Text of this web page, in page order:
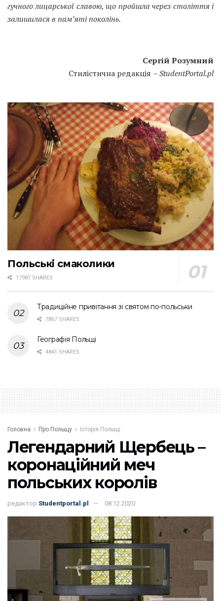
гучного лицарської славою, що пройшла через століття і
залишилася в пам’яті поколінь.
Сергій Розумний
Стилістична редакція –StudentPortal.pl
Польські смаколики
17987 SHARES
Традиційне привітання зі святом по-польськи
7867 SHARES
Географія Польщі
4841 SHARES
Головна Про Польщу Історія Польщі
Легендарний Щербець –
коронаційний меч
польських королів
редактор Studentportal.pl 08.12.2020